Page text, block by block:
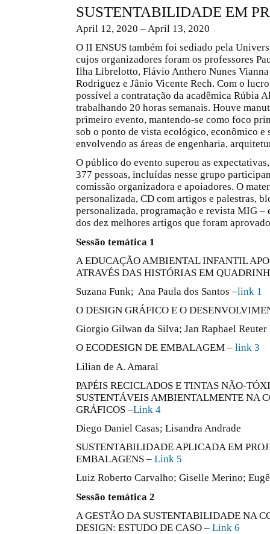
SUSTENTABILIDADE EM
April 12, 2020 – April 13, 2020
O II ENSUS também foi sediado pela
cujos organizadores foram os professores
Ilha Librelotto, Flávio Anthero Nunes Vianna
Rodriguez e Jânio Vicente Rech. Com o
possível a contratação da acadêmica Rúbia
trabalhando 20 horas semanais. Houve
primeiro evento, mantendo-se como foco
sob o ponto de vista ecológico, econômico
envolvendo as áreas de engenharia,
O público do evento superou as
377 pessoas, incluídas nesse grupo
comissão organizadora e apoiadores. O
personalizada, CD com artigos e palestras,
personalizada, programação e revista MIG –
dos dez melhores artigos que foram
Sessão temática 1
A EDUCAÇÃO AMBIENTAL INFANTIL
ATRAVÉS DAS HISTÓRIAS EM
Suzana Funk; Ana Paula dos Santos –link 1
O DESIGN GRÁFICO E O
Giorgio Gilwan da Silva; Jan Raphael
O ECODESIGN DE EMBALAGEM – link 3
Lilian de A. Amaral
PAPÉIS RECICLADOS E TINTAS NÃO-
SUSTENTÁVEIS AMBIENTALMENTE NA
GRÁFICOS –Link 4
Diego Daniel Casas; Lisandra Andrade
SUSTENTABILIDADE APLICADA EM
EMBALAGENS – Link 5
Luiz Roberto Carvalho; Giselle Merino;
Sessão temática 2
A GESTÃO DA SUSTENTABILIDADE NA
DESIGN: ESTUDO DE CASO – Link 6